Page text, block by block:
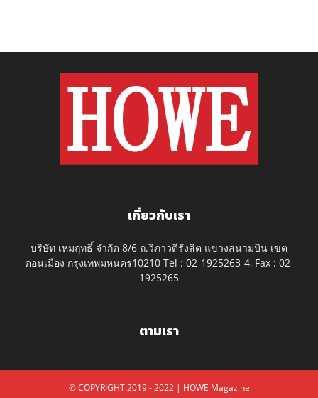
เกี่ยวกับเรา
บริษัท เหมฤทธิ์ จำกัด 8/6 ถ.วิภาวดีรังสิต แขวงสนามบิน เขต
ดอนเมือง กรุงเทพมหนคร10210 Tel : 02-1925263-4, Fax : 02-
1925265
ตามเรา
© COPYRIGHT 2019 - 2022 | HOWE Magazine